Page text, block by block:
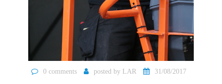
0 comments posted by LAR 31/08/2017